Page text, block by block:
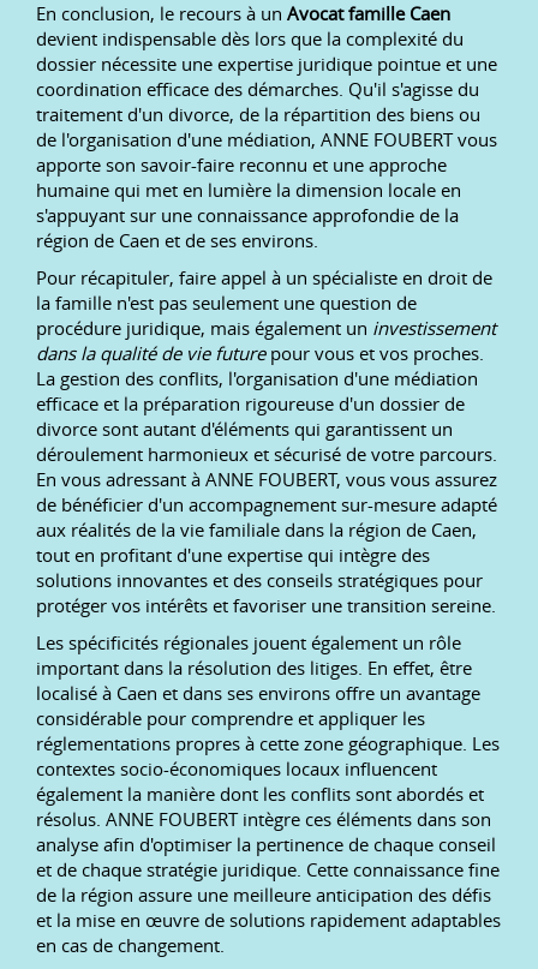
En conclusion, le recours à un Avocat famille Caen
devient indispensable dès lors que la complexité du
dossier nécessite une expertise juridique pointue et une
coordination efficace des démarches. Qu'il s'agisse du
traitement d'un divorce, de la répartition des biens ou
de l'organisation d'une médiation, ANNE FOUBERT vous
apporte son savoir-faire reconnu et une approche
humaine qui met en lumière la dimension locale en
s'appuyant sur une connaissance approfondie de la
région de Caen et de ses environs.
Pour récapituler, faire appel à un spécialiste en droit de
la famille n'est pas seulement une question de
procédure juridique, mais également un investissement
dans la qualité de vie futurepour vous et vos proches.
La gestion des conflits, l'organisation d'une médiation
efficace et la préparation rigoureuse d'un dossier de
divorce sont autant d'éléments qui garantissent un
déroulement harmonieux et sécurisé de votre parcours.
En vous adressant à ANNE FOUBERT, vous vous assurez
de bénéficier d'un accompagnement sur-mesure adapté
aux réalités de la vie familiale dans la région de Caen,
tout en profitant d'une expertise qui intègre des
solutions innovantes et des conseils stratégiques pour
protéger vos intérêts et favoriser une transition sereine.
Les spécificités régionales jouent également un rôle
important dans la résolution des litiges. En effet, être
localisé à Caen et dans ses environs offre un avantage
considérable pour comprendre et appliquer les
réglementations propres à cette zone géographique. Les
contextes socio-économiques locaux influencent
également la manière dont les conflits sont abordés et
résolus. ANNE FOUBERT intègre ces éléments dans son
analyse afin d'optimiser la pertinence de chaque conseil
et de chaque stratégie juridique. Cette connaissance fine
de la région assure une meilleure anticipation des défis
et la mise en œuvre de solutions rapidement adaptables
en cas de changement.